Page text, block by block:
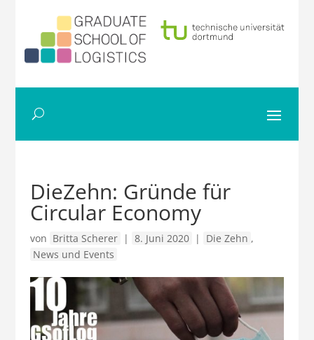
DieZehn: Gründe für
Circular Economy
von Britta Scherer | 8. Juni 2020 | Die Zehn ,
News und Events